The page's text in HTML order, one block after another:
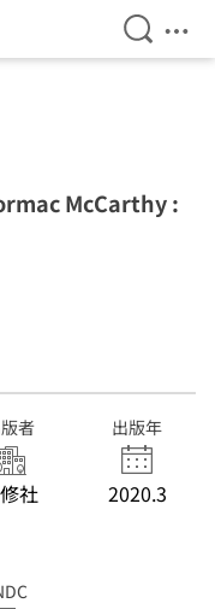
検索を
メ
McCarthy :
者
社
出版年
2020.3